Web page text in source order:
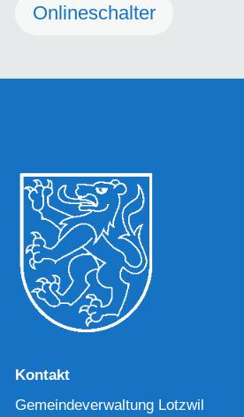
Onlineschalter
Kontakt
Gemeindeverwaltung Lotzwil